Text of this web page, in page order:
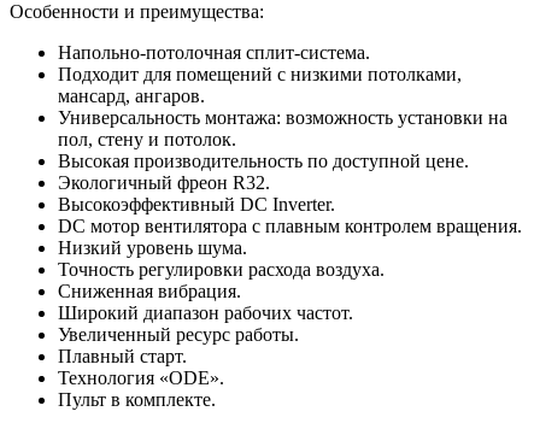
Особенности и преимущества:
Напольно-потолочная сплит-система.
Подходит для помещений с низкими потолками,
мансард, ангаров.
Универсальность монтажа: возможность установки на
пол, стену и потолок.
Высокая производительность по доступной цене.
Экологичный фреон R32.
Высокоэффективный DC Inverter.
DC мотор вентилятора с плавным контролем вращения.
Низкий уровень шума.
Точность регулировки расхода воздуха.
Сниженная вибрация.
Широкий диапазон рабочих частот.
Увеличенный ресурс работы.
Плавный старт.
Технология «ODE».
Пульт в комплекте.